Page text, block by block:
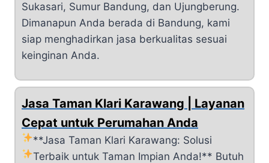
Sukasari, Sumur Bandung, dan Ujungberung.
Dimanapun Anda berada di Bandung, kami
siap menghadirkan jasa berkualitas sesuai
keinginan Anda.
Jasa Taman Klari Karawang | Layanan
Cepat untuk Perumahan Anda
**Jasa Taman Klari Karawang: Solusi
Terbaik untuk Taman Impian Anda!** Butuh